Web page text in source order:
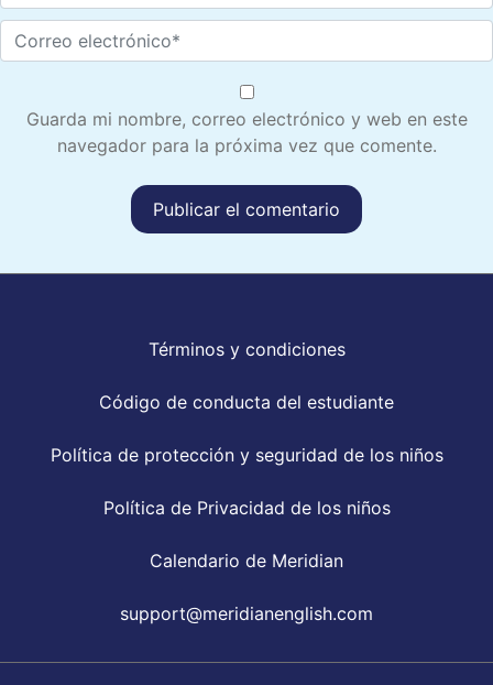
Guarda mi nombre, correo electrónico y web en este
navegador para la próxima vez que comente.
Términos y condiciones
Código de conducta del estudiante
Política de protección y seguridad de los niños
Política de Privacidad de los niños
Calendario de Meridian
support@meridianenglish.com